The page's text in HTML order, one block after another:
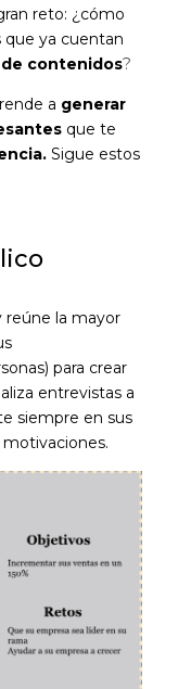
reto: ¿cómo
que ya cuentan
contenidos?
a generar
que te
Sigue estos
reúne la mayor
s
para crear
entrevistas a
siempre en sus